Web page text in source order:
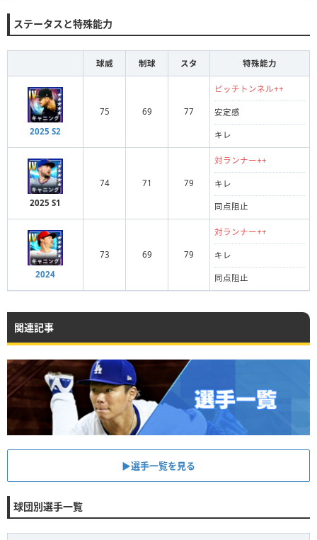
ステータスと特殊能力
球威 制球 スタ 特殊能力
2025 S2
75 69 77
ピッチトンネル++
安定感
キレ
2025 S1
74 71 79
対ランナー++
キレ
同点阻止
2024
73 69 79
対ランナー++
キレ
同点阻止
関連記事
▶︎選手一覧を見る
球団別選手一覧